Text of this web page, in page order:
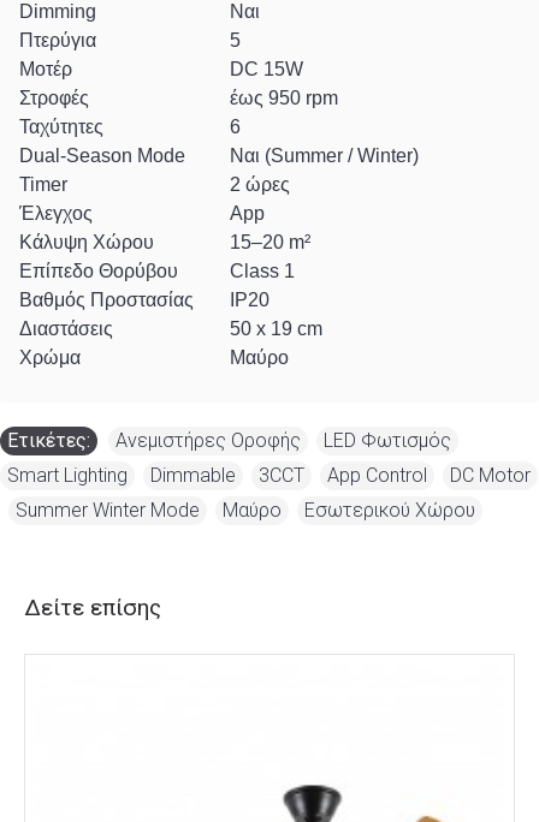
Dimming
Ναι
Πτερύγια
5
Μοτέρ
DC 15W
Στροφές
έως 950 rpm
Ταχύτητες
6
Dual-Season Mode
Ναι (Summer / Winter)
Timer
2 ώρες
Έλεγχος
App
Κάλυψη Χώρου
15–20 m²
Επίπεδο Θορύβου
Class 1
Βαθμός Προστασίας
IP20
Διαστάσεις
50 x 19 cm
Χρώμα
Μαύρο
Ετικέτες: Ανεμιστήρες Οροφής LED Φωτισμός
Smart Lighting
Dimmable 3CCT App Control
DC Motor
Summer Winter Mode Μαύρο Εσωτερικού Χώρου
Δείτε επίσης